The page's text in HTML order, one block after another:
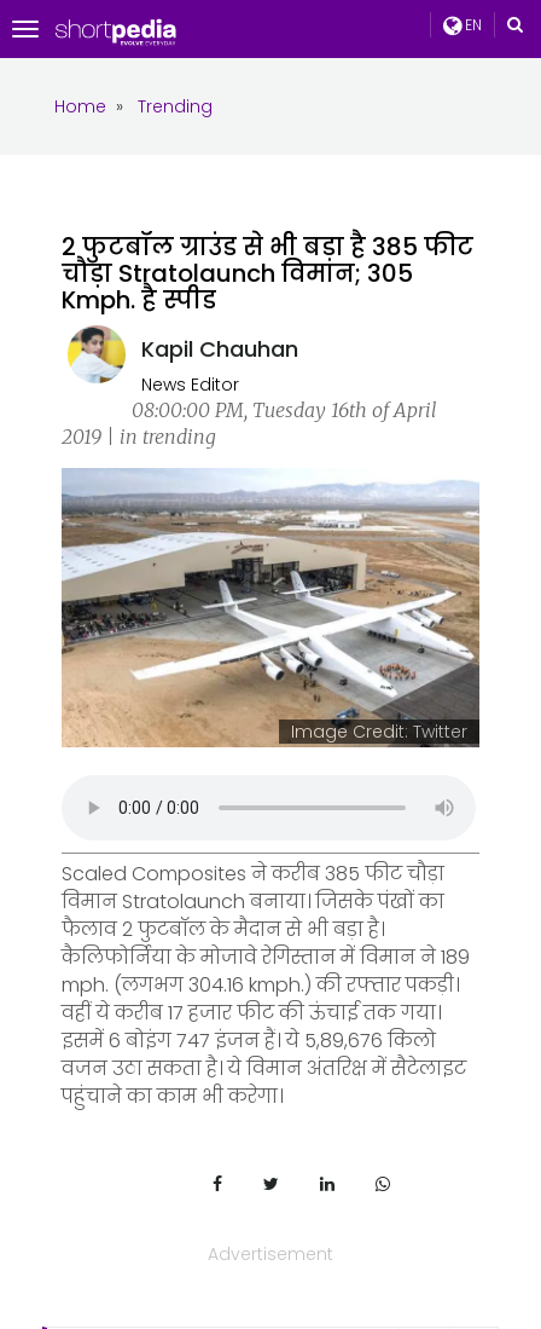
EN
Toggle
navigation
Home » Trending
2 फुटबॉल ग्राउंड से भी बड़ा है 385 फीट
चौड़ा Stratolaunch विमान; 305
Kmph. है स्पीड
Kapil Chauhan
News Editor
08:00:00 PM, Tuesday 16th of April
2019 | in trending
Image Credit: Twitter
Scaled Composites ने करीब 385 फीट चौड़ा
विमान Stratolaunch बनाया। जिसके पंखों का
फैलाव 2 फुटबॉल के मैदान से भी बड़ा है।
कैलिफोर्निया के मोजावे रेगिस्तान में विमान ने 189
mph. (लगभग 304.16 kmph.) की रफ्तार पकड़ी।
वहीं ये करीब 17 हजार फीट की ऊंचाई तक गया।
इसमें 6 बोइंग 747 इंजन हैं। ये 5,89,676 किलो
वजन उठा सकता है। ये विमान अंतरिक्ष में सैटेलाइट
पहुंचाने का काम भी करेगा।
Advertisement